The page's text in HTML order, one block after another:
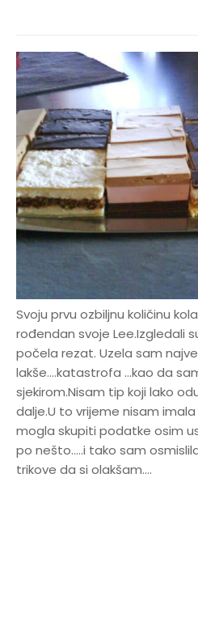
Svoju prvu ozbiljnu količinu
rođendan svoje Lee.Izgledali
počela rezat. Uzela sam
lakše....katastrofa ...kao da
sjekirom.Nisam tip koji lako
dalje.U to vrijeme nisam
mogla skupiti podatke osim
po nešto.....i tako sam
trikove da si olakšam....